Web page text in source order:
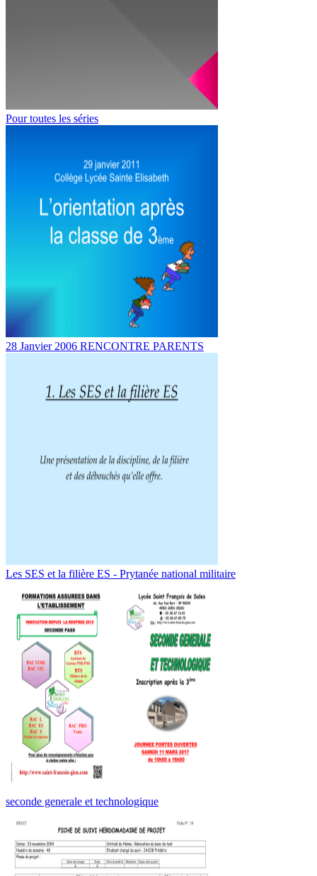
Pour toutes les séries
28 Janvier 2006 RENCONTRE PARENTS
Les SES et la filière ES - Prytanée national militaire
seconde generale et technologique